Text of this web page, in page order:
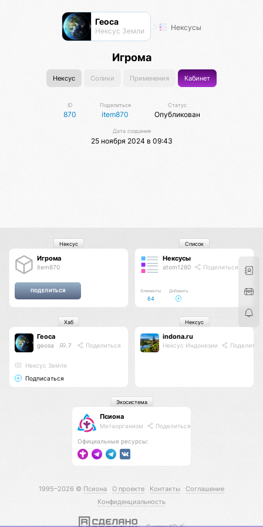
Геоса
Нексус Земли Нексусы
Игрома
Нексус Солики Применения Кабинет
ID
870
Поделиться
item870
Статус
Опубликован
Дата создания
25 ноября 2024 в 09:43
Игрома
item870
Нексус
Нексусы
atom1280 Поделиться
Элементы
84
Добавить
Список
Геоса
geosa 7 Поделиться
Нексус Земли
Подписаться
Хаб
indona.ru
Нексус Индонезии
Нексус
Псиона
Метаорганизм Поделиться
Официальные ресурсы:
Экосистема
1995–2026 © Псиона О проекте Контакты
Соглашение
Конфиденциальность